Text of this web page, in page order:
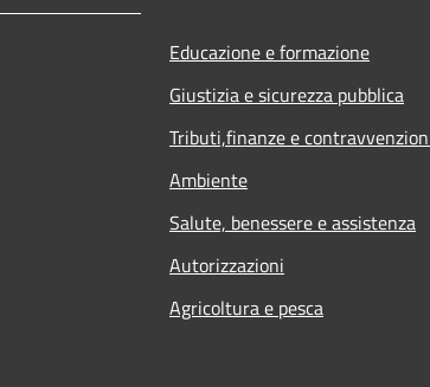
Educazione e formazione
Giustizia e sicurezza pubblica
Tributi,finanze e
Ambiente
Salute, benessere e assistenza
Autorizzazioni
Agricoltura e pesca